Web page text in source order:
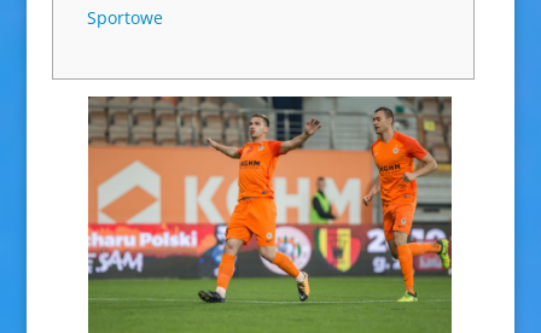
Sportowe